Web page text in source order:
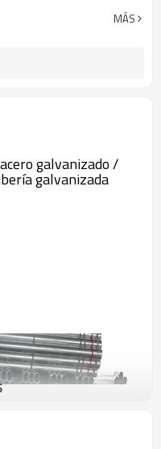
MÁS
galvanizado /
galvanizada